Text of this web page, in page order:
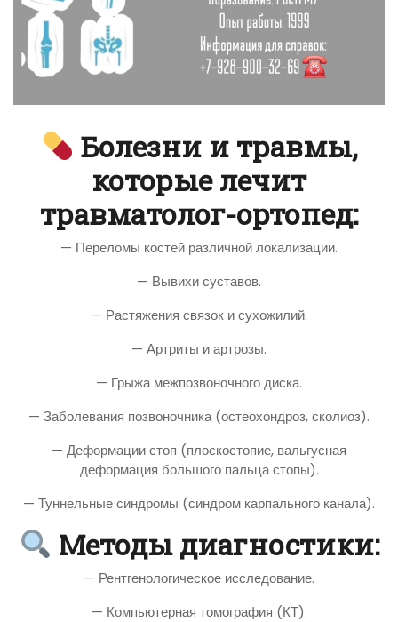
Болезни и травмы,
которые лечит
травматолог-ортопед:
— Переломы костей различной локализации.
— Вывихи суставов.
— Растяжения связок и сухожилий.
— Артриты и артрозы.
— Грыжа межпозвоночного диска.
— Заболевания позвоночника (остеохондроз, сколиоз).
— Деформации стоп (плоскостопие, вальгусная
деформация большого пальца стопы).
— Туннельные синдромы (синдром карпального канала).
Методы диагностики:
— Рентгенологическое исследование.
— Компьютерная томография (КТ).